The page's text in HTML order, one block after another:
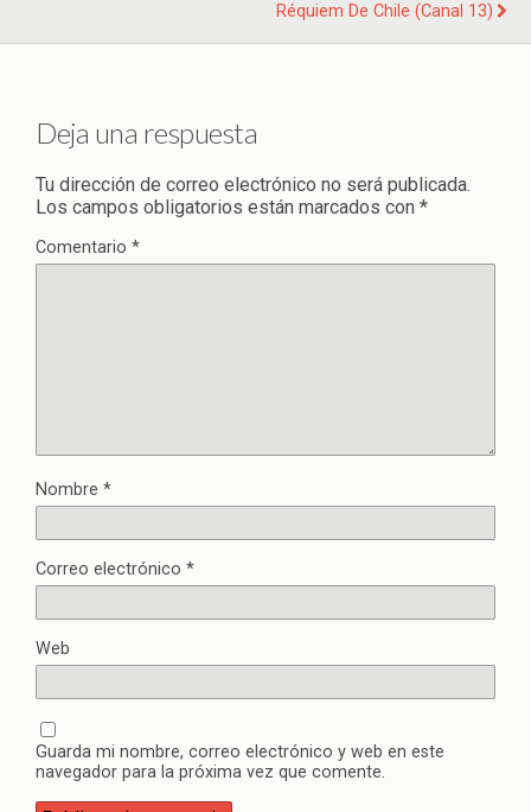
Réquiem De Chile (Canal 13)
Deja una respuesta
Tu dirección de correo electrónico no será publicada.
Los campos obligatorios están marcados con *
Comentario *
Nombre *
Correo electrónico *
Web
Guarda mi nombre, correo electrónico y web en este
navegador para la próxima vez que comente.